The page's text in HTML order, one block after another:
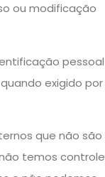
ou modificação
pessoal
exigido por
que não são
temos controle